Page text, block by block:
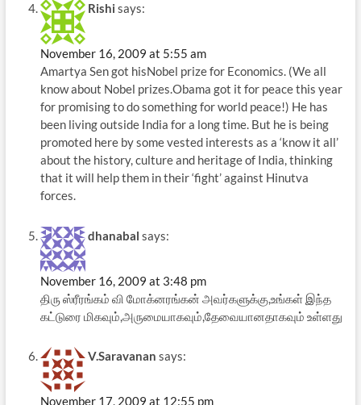
Rishi says:
November 16, 2009 at 5:55 am
Amartya Sen got hisNobel prize for Economics. (We all
know about Nobel prizes.Obama got it for peace this year
for promising to do something for world peace!) He has
been living outside India for a long time. But he is being
promoted here by some vested interests as a ‘know it all’
about the history, culture and heritage of India, thinking
that it will help them in their ‘fight’ against Hinutva
forces.
dhanabal says:
November 16, 2009 at 3:48 pm
திரு ஸ்ரீரங்கம் வி மோக்னரங்கன் அவர்களுக்கு,உங்கள் இந்த
கட்டுரை மிகவும்,அருமையாகவும்,தேவையானதாகவும் உள்ளது
V.Saravanan says:
November 17, 2009 at 12:55 pm